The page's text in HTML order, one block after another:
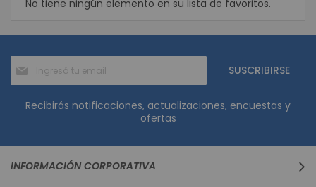
No tiene ningún elemento en su lista de favoritos.
Suscríbase
al
boletín
informativo:
SUSCRIBIRSE
Recibirás notificaciones, actualizaciones, encuestas y
ofertas
INFORMACIÓN CORPORATIVA